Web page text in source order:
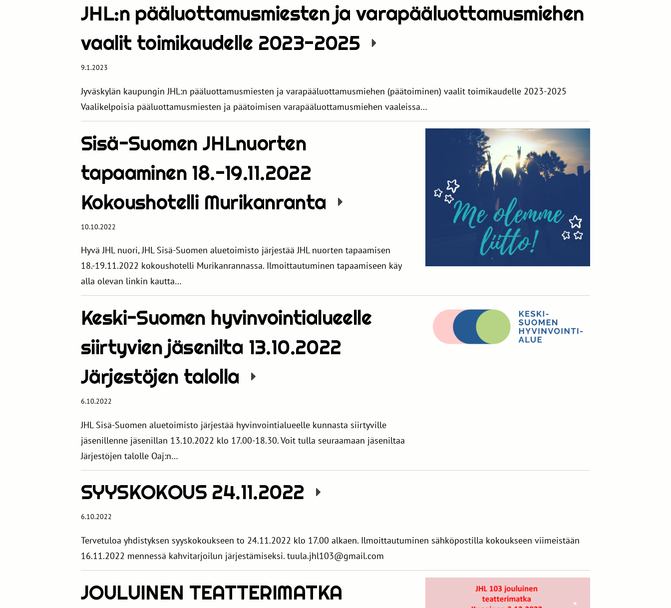
JHL:n pääluottamusmiesten ja varapääluottamusmiehen
vaalit toimikaudelle 2023-2025
9.1.2023
Jyväskylän kaupungin JHL:n pääluottamusmiesten ja varapääluottamusmiehen (päätoiminen) vaalit toimikaudelle 2023-2025
Vaalikelpoisia pääluottamusmiesten ja päätoimisen varapääluottamusmiehen vaaleissa…
Sisä-Suomen JHLnuorten
tapaaminen 18.-19.11.2022
Kokoushotelli Murikanranta
10.10.2022
Hyvä JHL nuori, JHL Sisä-Suomen aluetoimisto järjestää JHL nuorten tapaamisen
18.-19.11.2022 kokoushotelli Murikanrannassa. Ilmoittautuminen tapaamiseen käy
alla olevan linkin kautta…
Keski-Suomen hyvinvointialueelle
siirtyvien jäsenilta 13.10.2022
Järjestöjen talolla
6.10.2022
JHL Sisä-Suomen aluetoimisto järjestää hyvinvointialueelle kunnasta siirtyville
jäsenillenne jäsenillan 13.10.2022 klo 17.00-18.30. Voit tulla seuraamaan jäseniltaa
Järjestöjen talolle Oaj:n…
SYYSKOKOUS 24.11.2022
6.10.2022
Tervetuloa yhdistyksen syyskokoukseen to 24.11.2022 klo 17.00 alkaen. Ilmoittautuminen sähköpostilla kokoukseen viimeistään
16.11.2022 mennessä kahvitarjoilun järjestämiseksi. tuula.jhl103@gmail.com
JOULUINEN TEATTERIMATKA